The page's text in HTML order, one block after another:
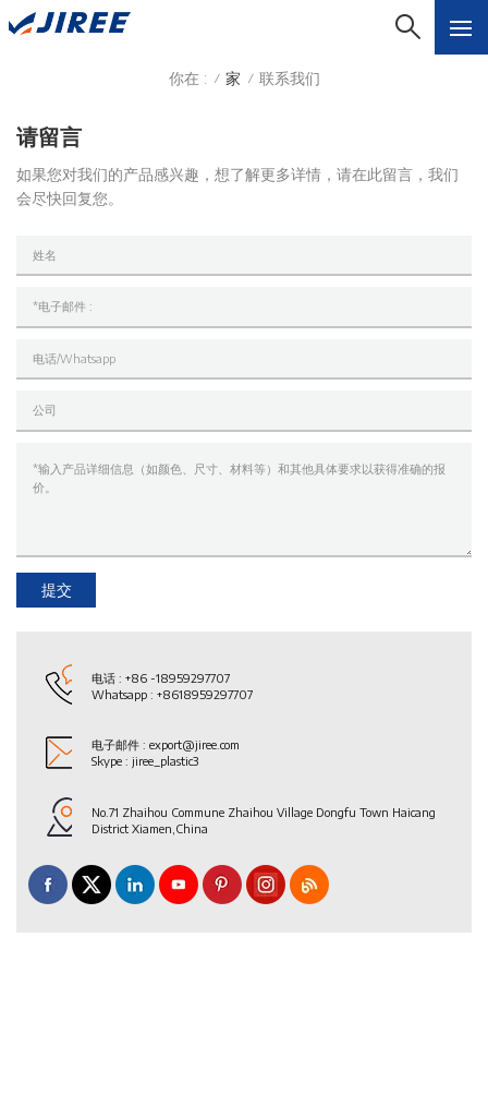
你在 : / 家 / 联系我们
请留言
如果您对我们的产品感兴趣，想了解更多详情，请在此留言，我们
会尽快回复您。
提交
电话 : +86 -18959297707
Whatsapp : +8618959297707
电子邮件 : export@jiree.com
Skype : jiree_plastic3
No.71 Zhaihou Commune Zhaihou Village Dongfu Town Haicang
District Xiamen,China